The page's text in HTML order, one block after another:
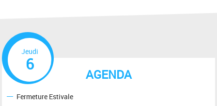
AGENDA
Jeudi
6
Fermeture Estivale